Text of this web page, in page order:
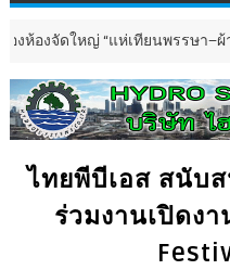
แห่เทียนพรรษา–ผ้าป่าซาเล้งปล
ไทยพีบีเอส สนับ
ร่วมงานเปิดง